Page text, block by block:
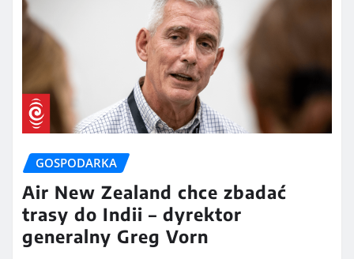
GOSPODARKA
Air New Zealand chce zbadać
trasy do Indii – dyrektor
generalny Greg Vorn